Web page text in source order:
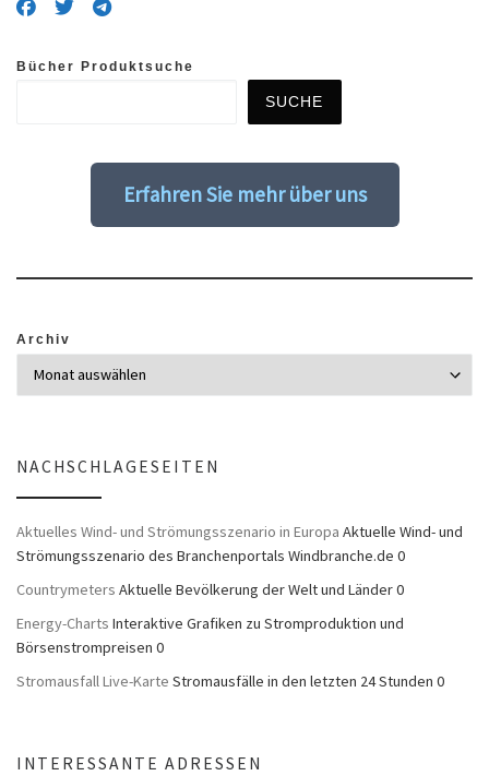
Bücher Produktsuche
SUCHE
Erfahren Sie mehr über uns
Archiv
NACHSCHLAGESEITEN
Aktuelles Wind- und Strömungsszenario in Europa Aktuelle Wind- und
Strömungsszenario des Branchenportals Windbranche.de 0
Countrymeters Aktuelle Bevölkerung der Welt und Länder 0
Energy-Charts Interaktive Grafiken zu Stromproduktion und
Börsenstrompreisen 0
Stromausfall Live-Karte Stromausfälle in den letzten 24 Stunden 0
INTERESSANTE ADRESSEN